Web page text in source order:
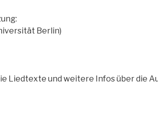
Berlin)
Liedtexte und weitere Infos über die